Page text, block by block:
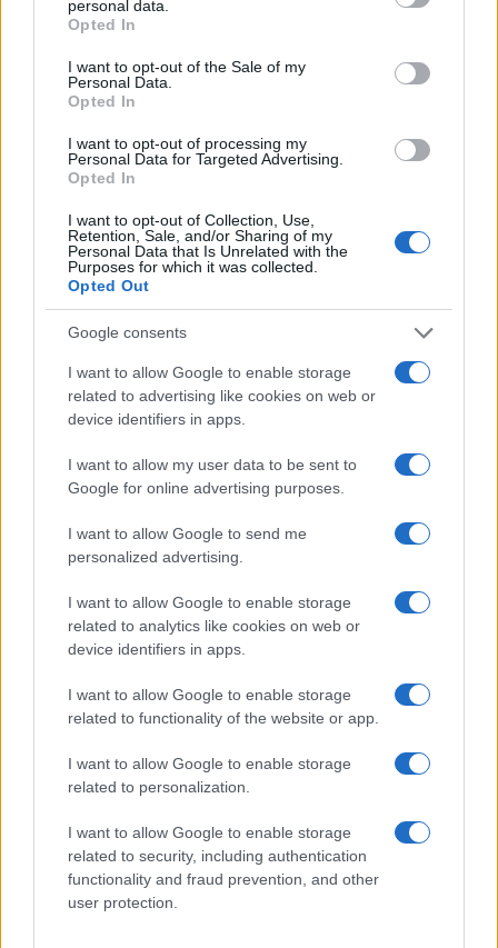
personal data.
Opted In
I want to opt-out of the Sale of my
Personal Data.
Opted In
I want to opt-out of processing my
Personal Data for Targeted Advertising.
Opted In
I want to opt-out of Collection, Use,
Retention, Sale, and/or Sharing of my
Personal Data that Is Unrelated with the
Purposes for which it was collected.
Opted Out
Google consents
I want to allow Google to enable storage
related to advertising like cookies on web or
device identifiers in apps.
I want to allow my user data to be sent to
Google for online advertising purposes.
I want to allow Google to send me
personalized advertising.
I want to allow Google to enable storage
related to analytics like cookies on web or
device identifiers in apps.
I want to allow Google to enable storage
related to functionality of the website or app.
I want to allow Google to enable storage
related to personalization.
I want to allow Google to enable storage
related to security, including authentication
functionality and fraud prevention, and other
user protection.
Chigi e a Via XX Settembre dovranno essere di
altissimo profilo istituzionale
euro-unitaria e dalle istituzioni finanziarie globali;
ogni partito, nonostante cercherà di porre la sua
bandierina identitaria, dovrà saper tirare fuori dal
cilindro un nome davvero spendibile.
Cosa che, sia detto per inciso, sembra indicare
vantaggio di posizione della Meloni
mossa molto meglio di Salvini e ha senza dubbio
alcuno a disposizione nomi molto più spendibili
rispetto quelli che la Lega potrebbe mettere in
campo.
I “vincoli interni”
amministrativi interni, si dovrebbe ricordare che il
complessivosistema di governance del Pnrr
istituito con il decreto-legge 31 maggio 2021, n.
77, successivamente convertito con modificazioni
dalla legge 29 luglio 2021, n. 108, ha inserito in
seno alla Presidenza del Consiglio organi come la
Cabina di Regiae la segreteria tecnica, da cui
discendono poi in maniera polisinodica altri uffici
incardinati sia presso la Presidenza che presso il
monitoraggio.
Ciò significa, molto semplicemente, che una